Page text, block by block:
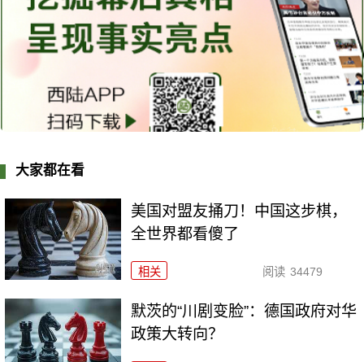
大家都在看
美国对盟友捅刀！中国这步棋，
全世界都看傻了
相关 阅读 34479
默茨的“川剧变脸”：德国政府对华
政策大转向？